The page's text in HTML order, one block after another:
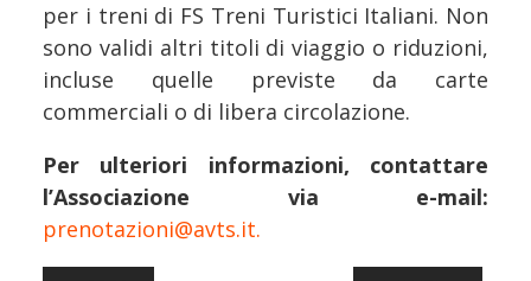
per i treni di FS Treni Turistici Italiani. Non
sono validi altri titoli di viaggio o riduzioni,
incluse quelle previste da carte
commerciali o di libera circolazione.
Per ulteriori informazioni, contattare
l’Associazione via e-mail:
prenotazioni@avts.it.